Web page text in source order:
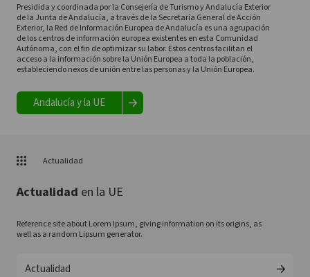
Presidida y coordinada por la Consejería de Turismo y Andalucía Exterior
de la Junta de Andalucía, a través de la Secretaría General de Acción
Exterior, la Red de Información Europea de Andalucía es una agrupación
de los centros de información europea existentes en esta Comunidad
Autónoma, con el fin de optimizar su labor. Estos centros facilitan el
acceso a la información sobre la Unión Europea a toda la población,
estableciendo nexos de unión entre las personas y la Unión Europea.
Andalucía y la UE
Actualidad
Actualidad en la UE
Reference site about Lorem Ipsum, giving information on its origins, as
well as a random Lipsum generator.
Actualidad